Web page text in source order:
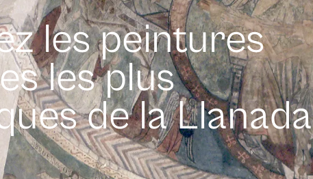
les peintures
les plus
de la Llanada